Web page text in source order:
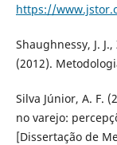
https://
Shaughnessy, J.
(2012).
Silva Júnior, A. F.
no varejo:
[Dissertação de